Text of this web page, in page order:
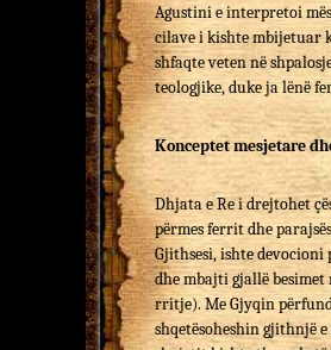
Agustini e interpretoi
cilave i kishte mbijetuar
shfaqte veten në
teologjike, duke ja lënë
Konceptet mesjetare
Dhjata e Re i drejtohet
përmes ferrit dhe
Gjithsesi, ishte devocioni
dhe mbajti gjallë
rritje). Me Gjyqin
shqetësoheshin gjithnjë